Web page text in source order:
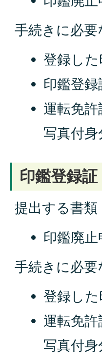
手続きに必要
登録し
印鑑登録
運転免
写真付
印鑑登録
提出する書類
印鑑廃
手続きに必要
登録し
運転免
写真付